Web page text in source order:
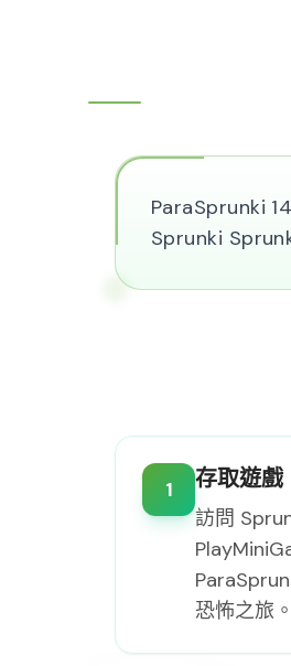
ParaSprunki
Sprunki
1 存取遊戲
訪問
恐怖之旅。